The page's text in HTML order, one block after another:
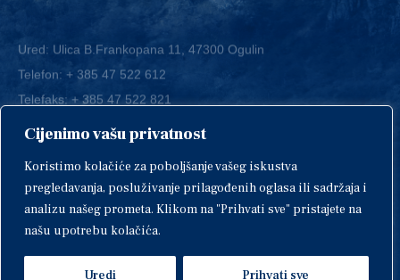
Cijenimo vašu privatnost
Koristimo kolačiće za poboljšanje vašeg iskustva
pregledavanja, posluživanje prilagođenih oglasa ili sadržaja i
analizu našeg prometa. Klikom na "Prihvati sve" pristajete na
našu upotrebu kolačića.
Uredi Prihvati sve
Telefon:+ 385 47 522 612
Telefaks:+ 385 47 522 821
E-mail:grad-ogulin@ogulin.hr
IBAN: HR1424020061829700009